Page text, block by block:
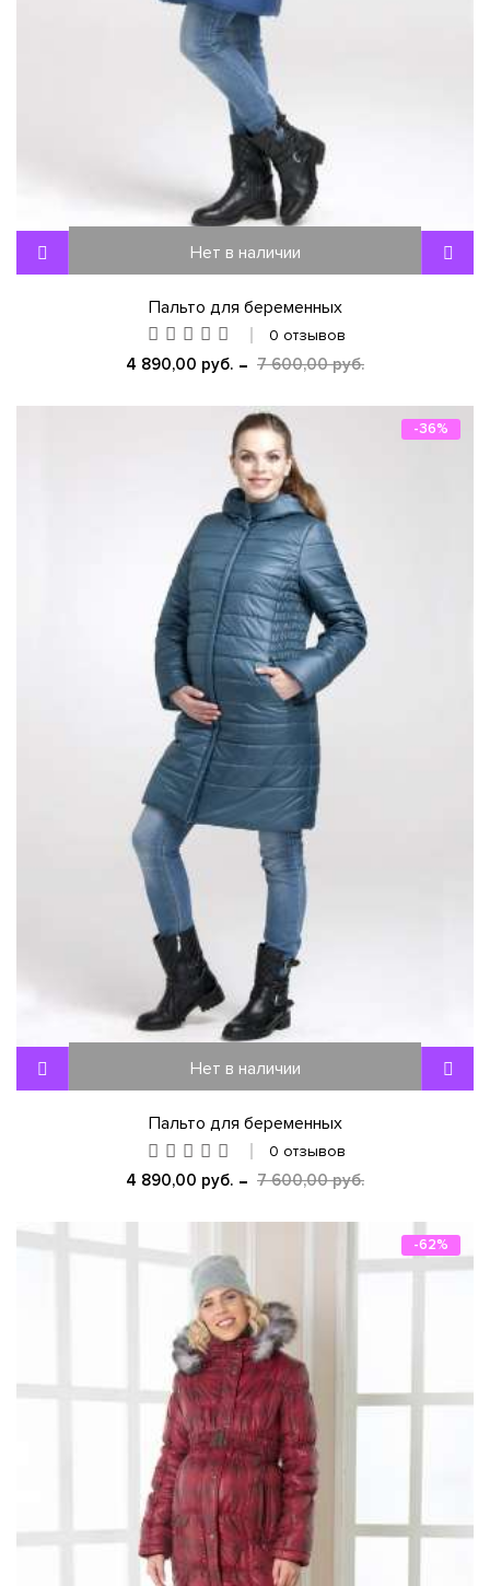
Нет в наличии
Пальто для беременных
0 отзывов
4 890,00 руб. 7 600,00 руб.
-36%
Нет в наличии
Пальто для беременных
0 отзывов
4 890,00 руб. 7 600,00 руб.
-62%